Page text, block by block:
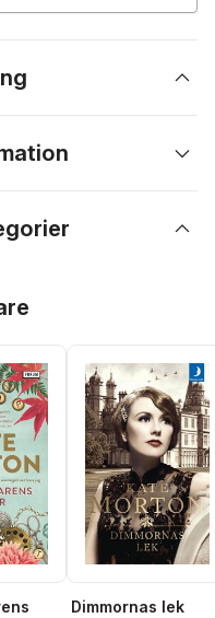
Dimmornas lek